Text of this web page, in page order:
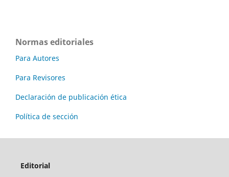
Normas editoriales
Para Autores
Para Revisores
Declaración de publicación ética
Política de sección
Editorial